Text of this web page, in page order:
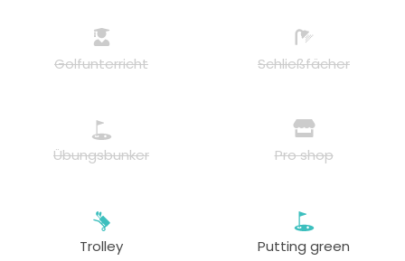
Golfunterricht Schließfächer
Übungsbunker Pro shop
Trolley Putting green